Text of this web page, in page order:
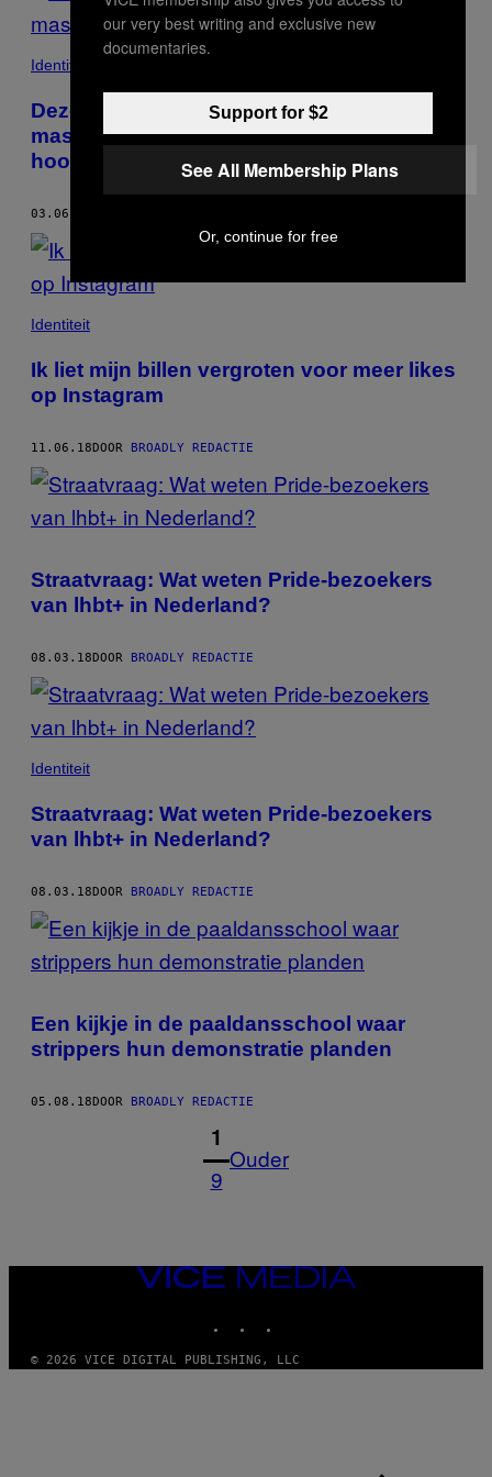
Identiteit
Deze 89-jarige sekscoach vindt dat
masturberen bij je dagelijkse workout
hoort
03.06.19
Identiteit
Ik liet mijn billen vergroten voor meer likes
op Instagram
11.06.18DOOR BROADLY REDACTIE
Straatvraag: Wat weten Pride-bezoekers
van lhbt+ in Nederland?
08.03.18DOOR BROADLY REDACTIE
Identiteit
Straatvraag: Wat weten Pride-bezoekers
van lhbt+ in Nederland?
08.03.18DOOR BROADLY REDACTIE
Een kijkje in de paaldansschool waar
strippers hun demonstratie planden
05.08.18DOOR BROADLY REDACTIE
1
9
Ouder
VICE
MEDIA
© 2026 VICE DIGITAL PUBLISHING, LLC
our very best writing and exclusive new
documentaries.
Support for $2
See All Membership Plans
Or, continue for free